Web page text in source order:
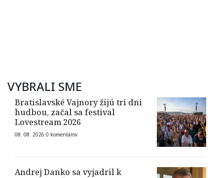
VYBRALI SME
Bratislavské Vajnory žijú tri dni
hudbou, začal sa festival
Lovestream 2026
08. 08. 2026 0 komentárov
Andrej Danko sa vyjadril k